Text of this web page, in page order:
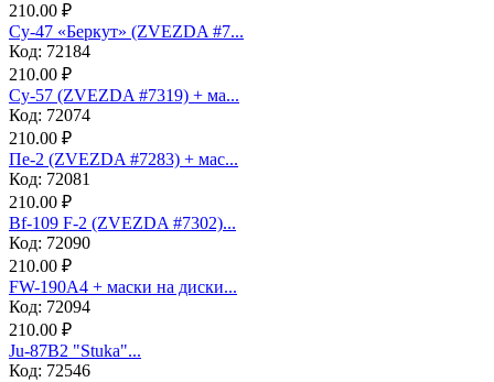
210.00 ₽
Су-47 «Беркут» (ZVEZDA #7...
Код: 72184
210.00 ₽
Су-57 (ZVEZDA #7319) + ма...
Код: 72074
210.00 ₽
Пе-2 (ZVEZDA #7283) + мас...
Код: 72081
210.00 ₽
Bf-109 F-2 (ZVEZDA #7302)...
Код: 72090
210.00 ₽
FW-190A4 + маски на диски...
Код: 72094
210.00 ₽
Ju-87B2 "Stuka"...
Код: 72546